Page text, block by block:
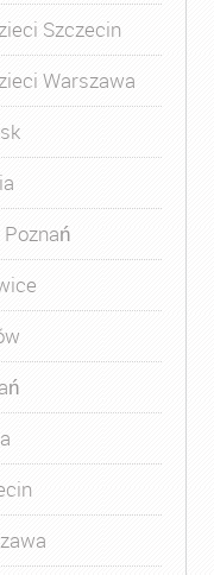
Szczecin
Warszawa